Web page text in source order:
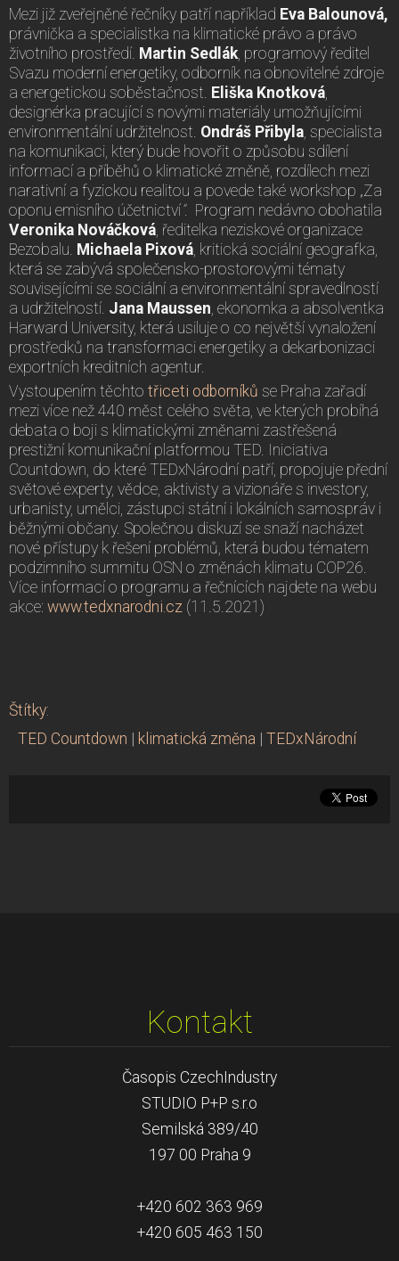
Mezi již zveřejněné řečníky patří například Eva Balounová,
právnička a specialistka na klimatické právo a právo
životního prostředí. Martin Sedlák , programový ředitel
Svazu moderní energetiky, odborník na obnovitelné zdroje
a energetickou soběstačnost. Eliška Knotková
designérka pracující s novými materiály umožňujícími
environmentální udržitelnost. Ondráš Přibyla , specialista
na komunikaci, který bude hovořit o způsobu sdílení
informací a příběhů o klimatické změně, rozdílech mezi
narativní a fyzickou realitou a povede také workshop „Za
oponu emisního účetnictví”. Program nedávno obohatila
Veronika Nováčková , ředitelka neziskové organizace
Bezobalu. Michaela Pixová , kritická sociální geografka,
která se zabývá společensko-prostorovými tématy
souvisejícími se sociální a environmentální spravedlností
a udržitelností. Jana Maussen , ekonomka a absolventka
Harward University, která usiluje o co největší vynaložení
prostředků na transformaci energetiky a dekarbonizaci
exportních kreditních agentur.
Vystoupením těchto třiceti odborníků se Praha zařadí
mezi více než 440 měst celého světa, ve kterých probíhá
debata o boji s klimatickými změnami zastřešená
prestižní komunikační platformou TED. Iniciativa
Countdown, do které TEDxNárodní patří, propojuje přední
světové experty, vědce, aktivisty a vizionáře s investory,
urbanisty, umělci, zástupci státní i lokálních samospráv i
běžnými občany. Společnou diskuzí se snaží nacházet
nové přístupy k řešení problémů, která budou tématem
podzimního summitu OSN o změnách klimatu COP26.
Více informací o programu a řečnících najdete na webu
akce: www.tedxnarodni.cz (11.5.2021)
Štítky:
TED Countdown | klimatická změna | TEDxNárodní
Kontakt
Časopis CzechIndustry
STUDIO P+P s.r.o
Semilská 389/40
197 00 Praha 9
+420 602 363 969
+420 605 463 150